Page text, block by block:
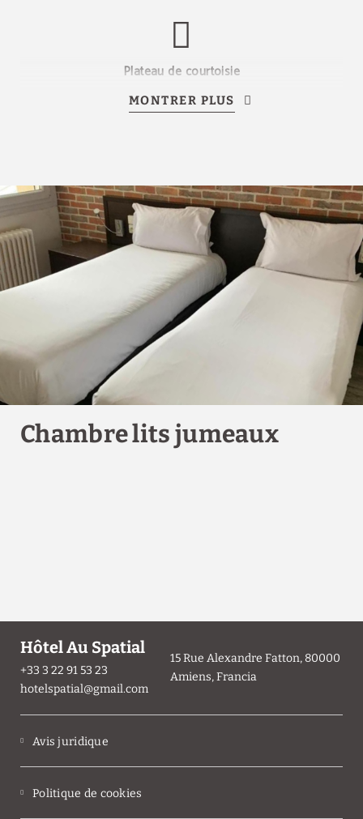
Plateau de courtoisie
MONTRER PLUS
Chambre lits jumeaux
Hôtel Au Spatial
+33 3 22 91 53 23
hotelspatial@gmail.com
15 Rue Alexandre Fatton, 80000
Amiens, Francia
Avis juridique
Politique de cookies